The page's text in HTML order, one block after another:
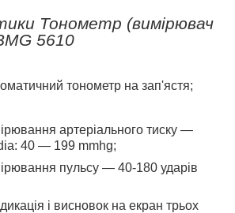
Тонометр (вимірювач
5610
тонометр на зап'ястя;
артеріального тиску ―
40 ― 199 mmhg;
пульсу ― 40-180 ударів
і висновок на екран трьох